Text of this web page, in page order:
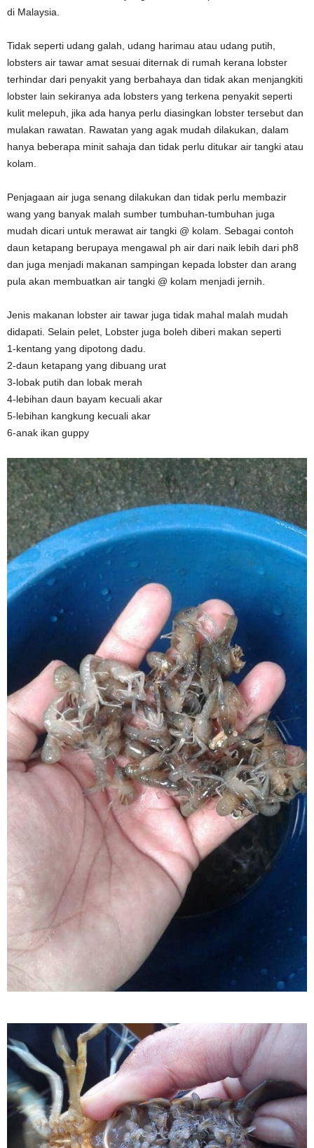
di Malaysia.
Tidak seperti udang galah, udang harimau atau udang putih,
lobsters air tawar amat sesuai diternak di rumah kerana lobster
terhindar dari penyakit yang berbahaya dan tidak akan menjangkiti
lobster lain sekiranya ada lobsters yang terkena penyakit seperti
kulit melepuh, jika ada hanya perlu diasingkan lobster tersebut dan
mulakan rawatan. Rawatan yang agak mudah dilakukan, dalam
hanya beberapa minit sahaja dan tidak perlu ditukar air tangki atau
kolam.
Penjagaan air juga senang dilakukan dan tidak perlu membazir
wang yang banyak malah sumber tumbuhan-tumbuhan juga
mudah dicari untuk merawat air tangki @ kolam. Sebagai contoh
daun ketapang berupaya mengawal ph air dari naik lebih dari ph8
dan juga menjadi makanan sampingan kepada lobster dan arang
pula akan membuatkan air tangki @ kolam menjadi jernih.
Jenis makanan lobster air tawar juga tidak mahal malah mudah
didapati. Selain pelet, Lobster juga boleh diberi makan seperti
1-kentang yang dipotong dadu.
2-daun ketapang yang dibuang urat
3-lobak putih dan lobak merah
4-lebihan daun bayam kecuali akar
5-lebihan kangkung kecuali akar
6-anak ikan guppy